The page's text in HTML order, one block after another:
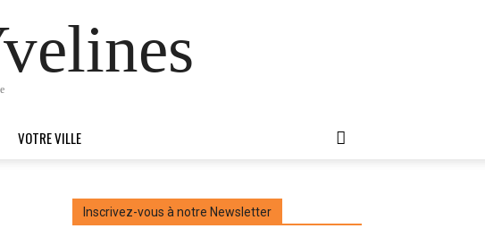
VOTRE VILLE
Inscrivez-vous à notre Newsletter